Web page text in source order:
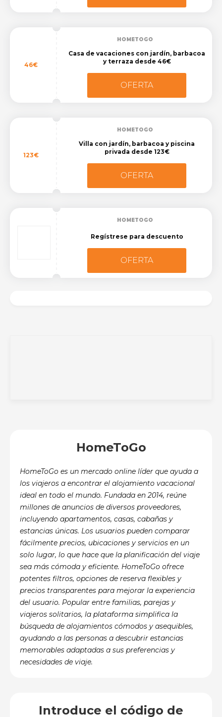
46€
HOMETOGO
Casa de vacaciones con jardín, barbacoa
y terraza desde 46€
OFERTA
123€
HOMETOGO
Villa con jardín, barbacoa y piscina
privada desde 123€
OFERTA
HOMETOGO
Regístrese para descuento
OFERTA
HomeToGo
HomeToGo es un mercado online líder que ayuda a
los viajeros a encontrar el alojamiento vacacional
ideal en todo el mundo. Fundada en 2014, reúne
millones de anuncios de diversos proveedores,
incluyendo apartamentos, casas, cabañas y
estancias únicas. Los usuarios pueden comparar
fácilmente precios, ubicaciones y servicios en un
solo lugar, lo que hace que la planificación del viaje
sea más cómoda y eficiente. HomeToGo ofrece
potentes filtros, opciones de reserva flexibles y
precios transparentes para mejorar la experiencia
del usuario. Popular entre familias, parejas y
viajeros solitarios, la plataforma simplifica la
búsqueda de alojamientos cómodos y asequibles,
ayudando a las personas a descubrir estancias
memorables adaptadas a sus preferencias y
necesidades de viaje.
Introduce el código de